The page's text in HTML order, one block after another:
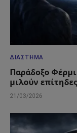
ΔΙΆΣΤΗΜΑ
Παράδοξο
μιλούν
21/03/2026